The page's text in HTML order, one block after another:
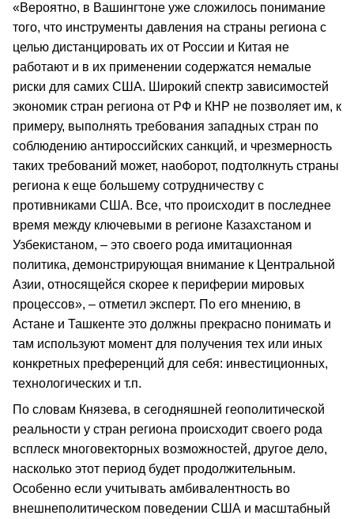
«Вероятно, в Вашингтоне уже сложилось понимание
того, что инструменты давления на страны региона с
целью дистанцировать их от России и Китая не
работают и в их применении содержатся немалые
риски для самих США. Широкий спектр зависимостей
экономик стран региона от РФ и КНР не позволяет им, к
примеру, выполнять требования западных стран по
соблюдению антироссийских санкций, и чрезмерность
таких требований может, наоборот, подтолкнуть страны
региона к еще большему сотрудничеству с
противниками США. Все, что происходит в последнее
время между ключевыми в регионе Казахстаном и
Узбекистаном, – это своего рода имитационная
политика, демонстрирующая внимание к Центральной
Азии, относящейся скорее к периферии мировых
процессов», – отметил эксперт. По его мнению, в
Астане и Ташкенте это должны прекрасно понимать и
там используют момент для получения тех или иных
конкретных преференций для себя: инвестиционных,
технологических и т.п.
По словам Князева, в сегодняшней геополитической
реальности у стран региона происходит своего рода
всплеск многовекторных возможностей, другое дело,
насколько этот период будет продолжительным.
Особенно если учитывать амбивалентность во
внешнеполитическом поведении США и масштабный